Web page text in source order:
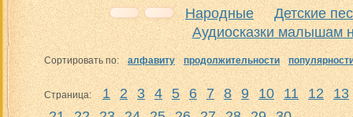
Народные
Детские
Аудиосказки малышам
Сортировать по: алфавиту продолжительности
Страница: 1 2 3 4 5 6 7 8 9 10 11 12 13